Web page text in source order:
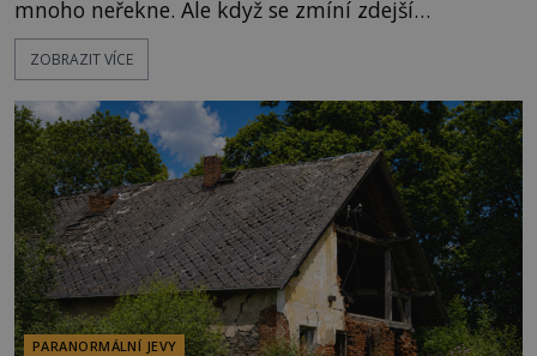
mnoho neřekne. Ale když se zmíní zdejší
Disneyland, je hned jasno. Zábavní park vyroste na
poklidném místě bývalého sadu pomerančovníků.
kolem 17 000 000 zábavychtivých lidí ročně. A ač je
velká snaha to utajit, někteří z
ZOBRAZIT VÍCE
PARANORMÁLNÍ JEVY